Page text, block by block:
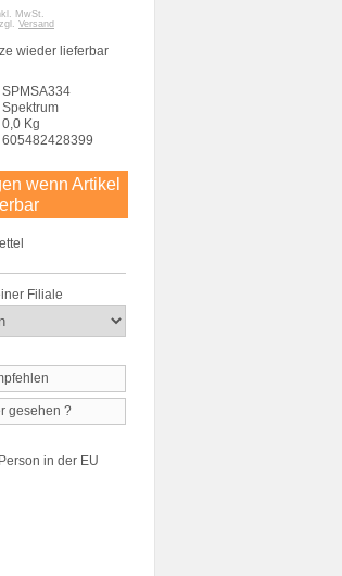
MwSt.
Versand
wieder lieferbar
SPMSA334
Spektrum
0,0 Kg
605482428399
wenn Artikel
Filiale
gesehen ?
in der EU